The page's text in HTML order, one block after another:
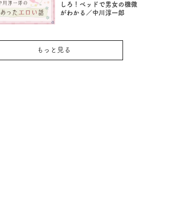
しろ！ベッドで男女の機微
がわかる／中川淳一郎
もっと見る